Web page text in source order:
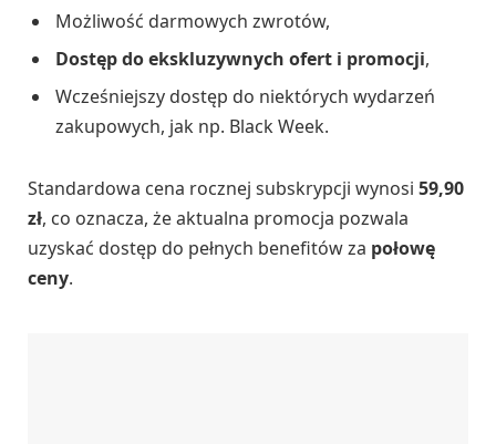
Możliwość darmowych zwrotów,
Dostęp do ekskluzywnych ofert i promocji,
Wcześniejszy dostęp do niektórych wydarzeń
zakupowych, jak np. Black Week.
Standardowa cena rocznej subskrypcji wynosi 59,90
zł, co oznacza, że aktualna promocja pozwala
uzyskać dostęp do pełnych benefitów za połowę
ceny.